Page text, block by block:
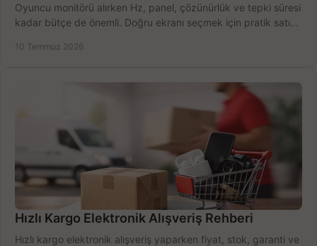
Oyuncu monitörü alırken Hz, panel, çözünürlük ve tepki süresi
kadar bütçe de önemli. Doğru ekranı seçmek için pratik satın
10 Temmuz 2026
Hızlı Kargo Elektronik Alışveriş Rehberi
Hızlı kargo elektronik alışveriş yaparken fiyat, stok, garanti ve